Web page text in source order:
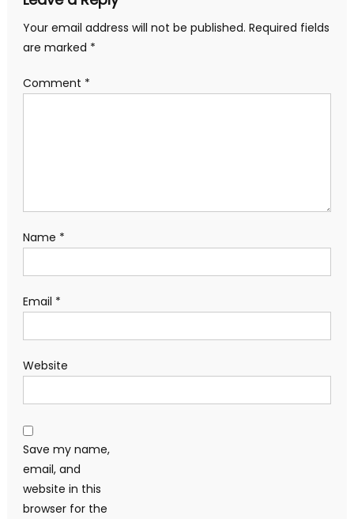
Your email address will not be published. Required fields
are marked *
Comment *
Name *
Email *
Website
Save my name,
email, and
website in this
browser for the